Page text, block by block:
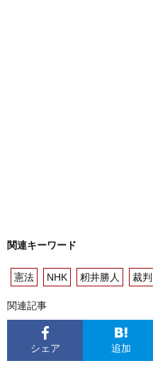
関連キーワード
憲法 NHK 籾井勝人 裁判
関連記事
シェア 追加